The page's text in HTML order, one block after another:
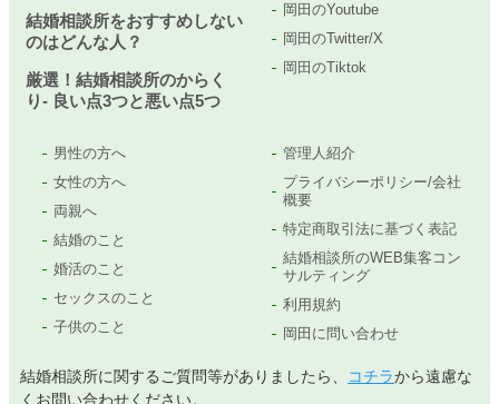
結婚相談所をおすすめしない
のはどんな人？
厳選！結婚相談所のからく
り- 良い点3つと悪い点5つ
岡田のYoutube
岡田のTwitter/X
岡田のTiktok
男性の方へ
女性の方へ
両親へ
結婚のこと
婚活のこと
セックスのこと
子供のこと
管理人紹介
プライバシーポリシー/会社
概要
特定商取引法に基づく表記
結婚相談所のWEB集客コン
サルティング
利用規約
岡田に問い合わせ
結婚相談所に関するご質問等がありましたら、 コチラから遠慮な
くお問い合わせください。